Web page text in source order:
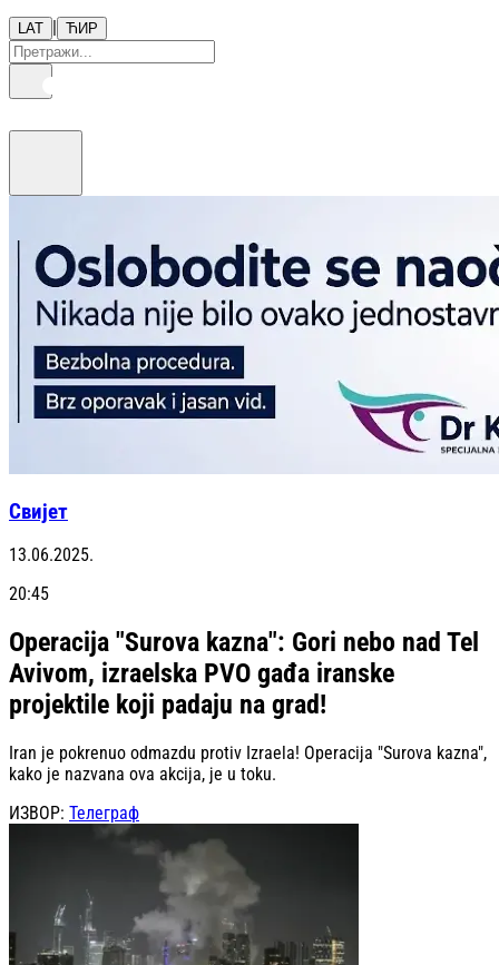
LAT | ЋИР
Свијет
13.06.2025.
20:45
Operacija "Surova kazna": Gori nebo nad Tel
Avivom, izraelska PVO gađa iranske
projektile koji padaju na grad!
Iran je pokrenuo odmazdu protiv Izraela! Operacija "Surova kazna",
kako je nazvana ova akcija, je u toku.
ИЗВОР: Телеграф